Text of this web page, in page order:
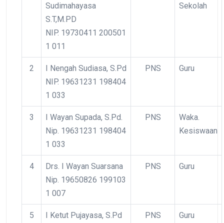
Sudimahayasa
S.T,M.PD
NIP. 19730411 200501
1 011
Sekolah
2
I Nengah Sudiasa, S.Pd
NIP. 19631231 198404
1 033
PNS Guru
3
I Wayan Supada, S.Pd.
Nip. 19631231 198404
1 033
PNS
Waka.
Kesiswaan
4
Drs. I Wayan Suarsana
Nip. 19650826 199103
1 007
PNS Guru
5
I Ketut Pujayasa, S.Pd
PNS Guru